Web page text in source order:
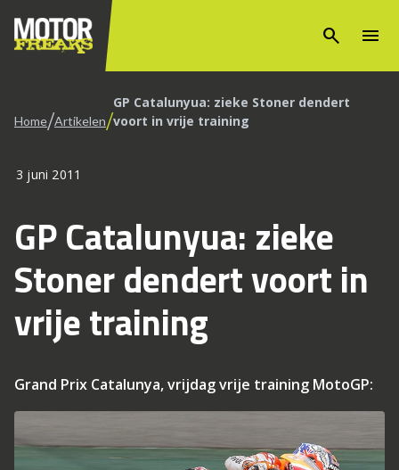
search menu
Home/Artikelen/GP Catalunyua: zieke Stoner dendert
voort in vrije training
3 juni 2011
GP Catalunyua: zieke
Stoner dendert voort in
vrije training
Grand Prix Catalunya, vrijdag vrije training MotoGP: